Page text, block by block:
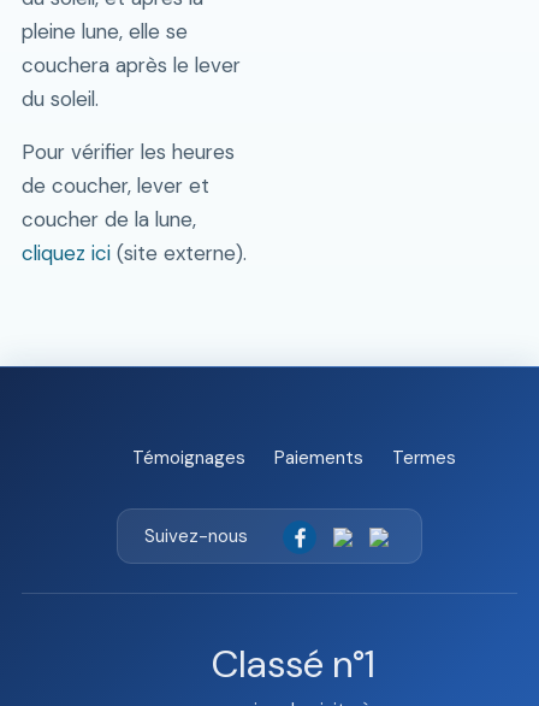
pleine lune, elle se
couchera après le lever
du soleil.
Pour vérifier les heures
de coucher, lever et
coucher de la lune,
cliquez ici(site externe).
Témoignages Paiements Termes
Suivez-nous
Classé n°1